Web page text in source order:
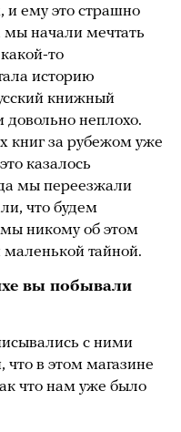
и ему это страшно
мы начали мечтать
то
историю
книжный
неплохо.
книг за рубежом уже
казалось
мы переезжали
что будем
никому об этом
тайной.
вы побывали
с ними
в этом магазине
что нам уже было